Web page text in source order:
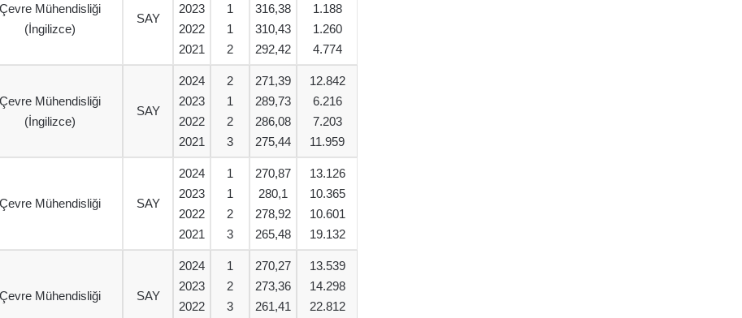
Çevre Mühendisliği
(İngilizce)
SAY
2023
2022
2021
1
1
2
316,38
310,43
292,42
1.188
1.260
4.774
Çevre Mühendisliği
(İngilizce)
SAY
2024
2023
2022
2021
2
1
2
3
271,39
289,73
286,08
275,44
12.842
6.216
7.203
11.959
Çevre Mühendisliği SAY
2024
2023
2022
2021
1
1
2
3
270,87
280,1
278,92
265,48
13.126
10.365
10.601
19.132
Çevre Mühendisliği SAY
2024
2023
2022
1
2
3
270,27
273,36
261,41
13.539
14.298
22.812